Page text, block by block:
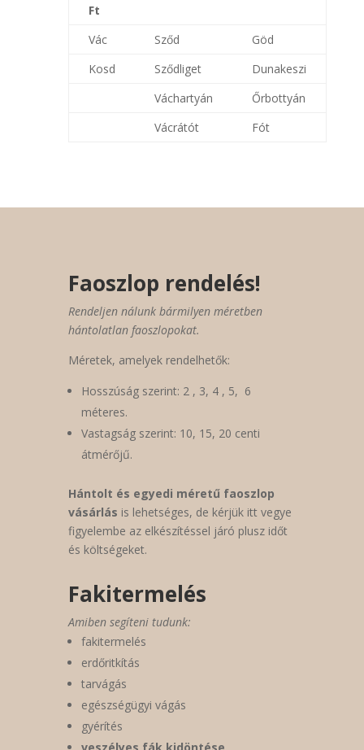
Ft
Vác Sződ
Göd
Kosd
Sződliget
Dunakeszi
Váchartyán
Őrbottyán
Vácrátót
Fót
Faoszlop rendelés!
Rendeljen nálunk bármilyen méretben
hántolatlan faoszlopokat.
Méretek, amelyek rendelhetők:
Hosszúság szerint: 2 , 3, 4 , 5, 6
méteres.
Vastagság szerint: 10, 15, 20 centi
átmérőjű.
Hántolt és egyedi méretű faoszlop
vásárlás is lehetséges, de kérjük itt vegye
figyelembe az elkészítéssel járó plusz időt
és költségeket.
Fakitermelés
Amiben segíteni tudunk:
fakitermelés
erdőritkítás
tarvágás
egészségügyi vágás
gyérítés
veszélyes fák kidöntése